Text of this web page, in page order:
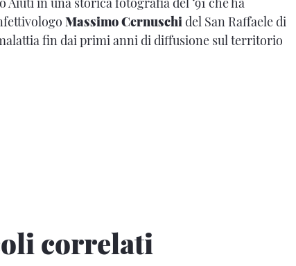
Massimo Cernuschidel San Raffaele di
fin dai primi anni di diffusione sul territorio
correlati